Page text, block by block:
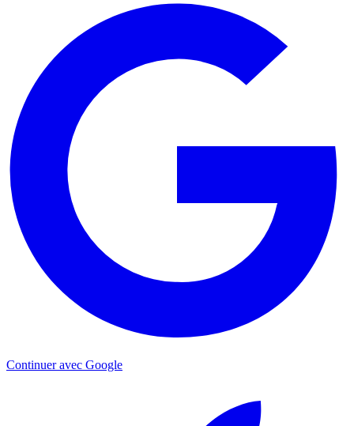
Continuer avec Google